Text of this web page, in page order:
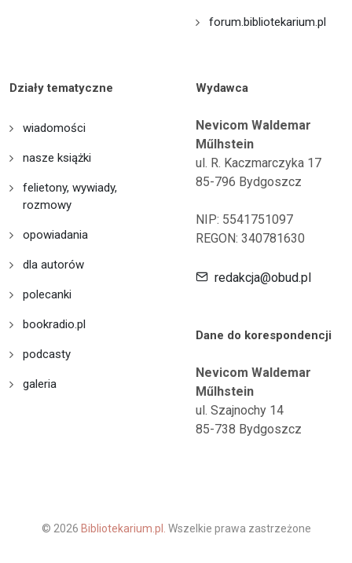
forum.bibliotekarium.pl
Działy tematyczne
wiadomości
nasze książki
felietony, wywiady,
rozmowy
opowiadania
dla autorów
polecanki
bookradio.pl
podcasty
galeria
Wydawca
Nevicom Waldemar
Műlhstein
ul. R. Kaczmarczyka 17
85-796 Bydgoszcz
NIP: 5541751097
REGON: 340781630
redakcja@obud.pl
Dane do korespondencji
Nevicom Waldemar
Műlhstein
ul. Szajnochy 14
85-738 Bydgoszcz
© 2026 Bibliotekarium.pl. Wszelkie prawa zastrzeżone